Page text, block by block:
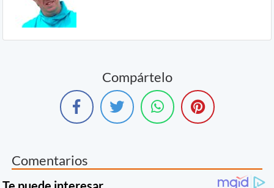
Compártelo
Comentarios